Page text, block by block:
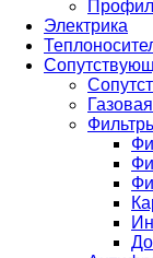
Электрика